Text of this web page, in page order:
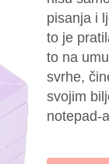
pisanja i
to je
to na
svrhe,
svojim
notepad-